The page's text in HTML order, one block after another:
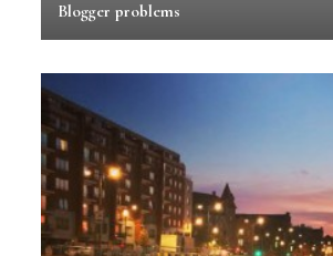
Blogger problems